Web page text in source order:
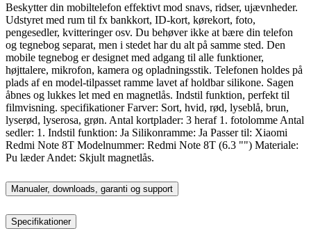
Beskytter din mobiltelefon effektivt mod snavs, ridser, ujævnheder.
Udstyret med rum til fx bankkort, ID-kort, kørekort, foto,
pengesedler, kvitteringer osv. Du behøver ikke at bære din telefon
og tegnebog separat, men i stedet har du alt på samme sted. Den
mobile tegnebog er designet med adgang til alle funktioner,
højttalere, mikrofon, kamera og opladningsstik. Telefonen holdes på
plads af en model-tilpasset ramme lavet af holdbar silikone. Sagen
åbnes og lukkes let med en magnetlås. Indstil funktion, perfekt til
filmvisning. specifikationer Farver: Sort, hvid, rød, lyseblå, brun,
lyserød, lyserosa, grøn. Antal kortplader: 3 heraf 1. fotolomme Antal
sedler: 1. Indstil funktion: Ja Silikonramme: Ja Passer til: Xiaomi
Redmi Note 8T Modelnummer: Redmi Note 8T (6.3 "") Materiale:
Pu læder Andet: Skjult magnetlås.
Manualer, downloads, garanti og support
Specifikationer